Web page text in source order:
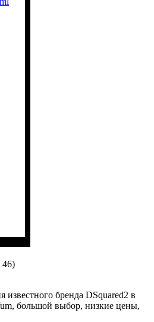
46)
бренда DSquared2 в
большой выбор, низкие цены,